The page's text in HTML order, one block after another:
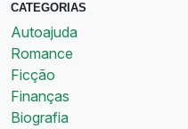
CATEGORIAS
Autoajuda
Romance
Ficção
Finanças
Biografia